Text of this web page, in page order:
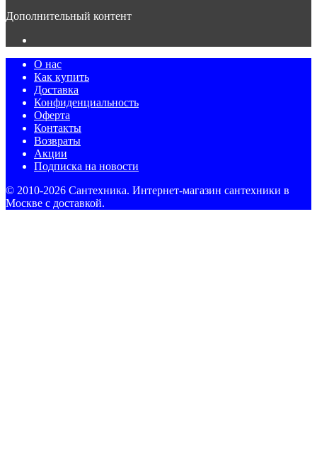
Дополнительный контент
О нас
Как купить
Доставка
Конфиденциальность
Оферта
Контакты
Возвраты
Акции
Подписка на новости
© 2010-2026 Сантехника. Интернет-магазин сантехники в
Москве с доставкой.